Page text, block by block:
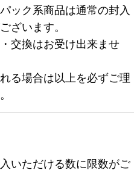
ック系商品は通常の封入
ざいます。
交換はお受け出来ませ
る場合は以上を必ずご理
いただける数に限数がご